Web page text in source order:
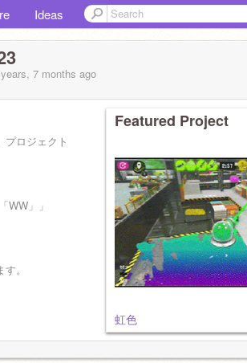
Ideas
7 months ago
プロジェクト
」」
。
Featured Project
虹色